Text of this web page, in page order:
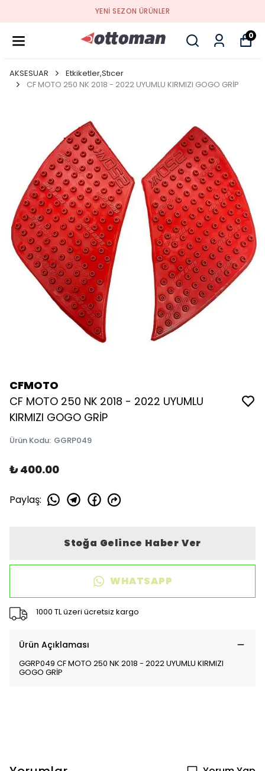
YENI SEZON ÜRÜNLER
0
AKSESUAR
Etkiketler,Stıcer
CF MOTO 250 NK 2018 - 2022 UYUMLU KIRMIZI GOGO GRİP
CFMOTO
CF MOTO 250 NK 2018 - 2022 UYUMLU
KIRMIZI GOGO GRİP
Ürün Kodu: GGRP049
₺ 400.00
Paylaş:
Stoğa Gelince Haber Ver
WHATSAPP
1000 TL üzeri ücretsiz kargo
Ürün Açıklaması
GGRP049 CF MOTO 250 NK 2018 - 2022 UYUMLU KIRMIZI
GOGO GRİP